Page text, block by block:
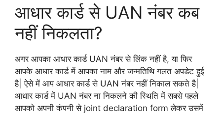
आधार कार्ड से UAN नंबर कब
नहीं निकलता?
अगर आपका आधार कार्ड UAN नंबर से लिंक नहीं है, या फिर
आपके आधार कार्ड में आपका नाम और जन्मतिथि गलत अपडेट हुई
है| ऐसे में आप आधार कार्ड से UAN नंबर नहीं निकाल सकते है|
आधार कार्ड में UAN नंबर ना निकलने की स्थिति में सबसे पहले
आपको अपनी कंपनी से joint declaration form लेकर उसमें